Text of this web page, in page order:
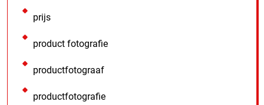
prijs
product fotografie
productfotograaf
productfotografie